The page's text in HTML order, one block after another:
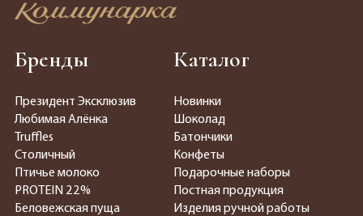
Бренды
Президент Эксклюзив
Любимая Алёнка
Truffles
Столичный
Птичье молоко
PROTEIN 22%
Беловежская пуща
Каталог
Новинки
Шоколад
Батончики
Конфеты
Подарочные наборы
Постная продукция
Изделия ручной работы